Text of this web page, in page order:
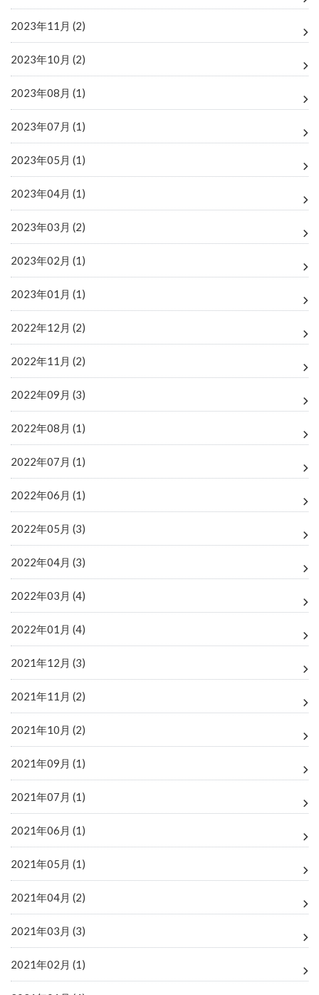
2023年11月 (2)
2023年10月 (2)
2023年08月 (1)
2023年07月 (1)
2023年05月 (1)
2023年04月 (1)
2023年03月 (2)
2023年02月 (1)
2023年01月 (1)
2022年12月 (2)
2022年11月 (2)
2022年09月 (3)
2022年08月 (1)
2022年07月 (1)
2022年06月 (1)
2022年05月 (3)
2022年04月 (3)
2022年03月 (4)
2022年01月 (4)
2021年12月 (3)
2021年11月 (2)
2021年10月 (2)
2021年09月 (1)
2021年07月 (1)
2021年06月 (1)
2021年05月 (1)
2021年04月 (2)
2021年03月 (3)
2021年02月 (1)